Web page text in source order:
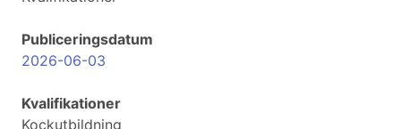
Publiceringsdatum
2026-06-03
Kvalifikationer
Kockutbildning